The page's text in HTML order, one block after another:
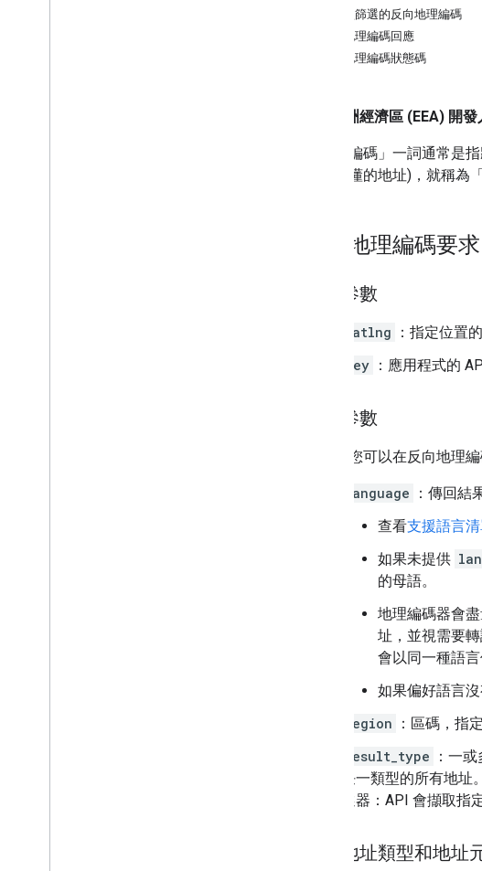
依類型篩選的反向地理編碼
反向地理編碼回應
反向地理編碼狀態碼
歐洲經濟區 (EEA) 開發
「地理編碼」 一詞通常是
清楚易懂的地址)，就稱為
反向地理編碼要求
必要參數
latlng
：指定位置
key ：應用程式的
選用參數
以下是您可以在反向地理
language
：傳回結
查看支援語言
如果未提供
的母語。
地理編碼器會
址，並視需要
會以同一種語
如果偏好語言
region
：區碼，指
result_type
：一
任一類型的所有地址
選器：API 會擷取指
地址類型和地址